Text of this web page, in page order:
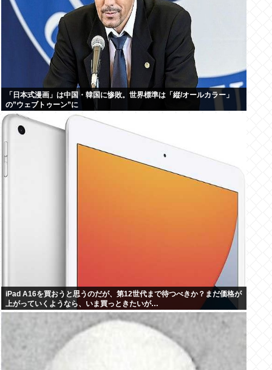
「日本式漫画」は中国・韓国に惨敗。世界標準は「縦/オールカラー」
の”ウェブトゥーン”に
iPad A16を買おうと思うのだが、第12世代まで待つべきか？まだ価格が
上がっていくようなら、いま買っときたいが…